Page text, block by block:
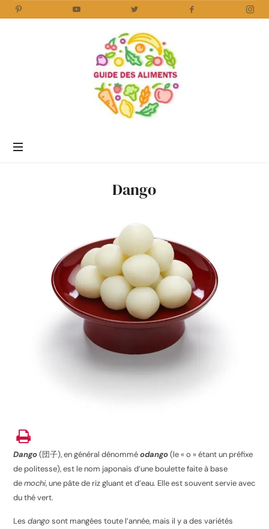
Aliments
Dango
Dango(団子), en général dénomméodango(le « o » étant un préfixe
de politesse), est le nom japonais d’une boulette faite à base
demochi, une pâte de riz gluant et d’eau. Elle est souvent servie avec
du thé vert.
Lesdango sont mangées toute l’année, mais il y a des variétés